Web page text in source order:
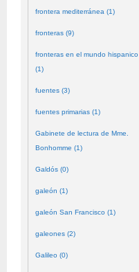
frontera mediterránea (1)
fronteras (9)
fronteras en el mundo hispanico
(1)
fuentes (3)
fuentes primarias (1)
Gabinete de lectura de Mme.
Bonhomme (1)
Galdós (0)
galeón (1)
galeón San Francisco (1)
galeones (2)
Galileo (0)